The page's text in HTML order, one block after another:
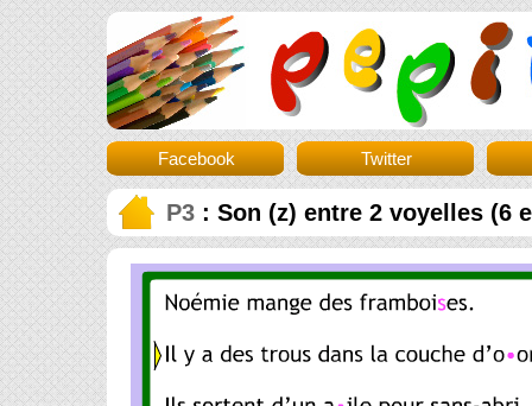
Facebook Twitter
P3 : Son (z) entre 2 voyelles (6